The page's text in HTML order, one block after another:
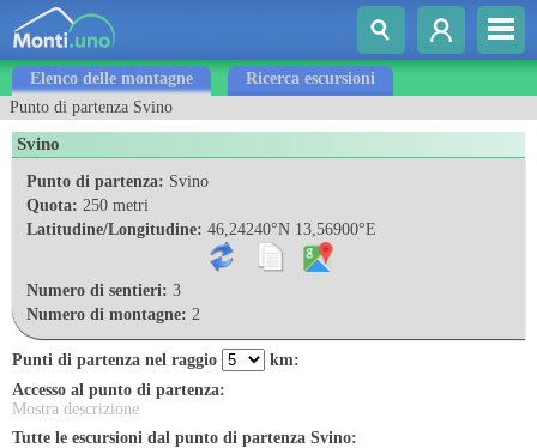
Elenco delle montagne
Ricerca escursioni
Punto di partenza Svino
Svino
Punto di partenza: Svino
Quota: 250 metri
Latitudine/Longitudine: 46,24240°N 13,56900°E
Numero di sentieri: 3
Numero di montagne: 2
Punti di partenza nel raggio
km:
Accesso al punto di partenza:
Mostra descrizione
Tutte le escursioni dal punto di partenza Svino: